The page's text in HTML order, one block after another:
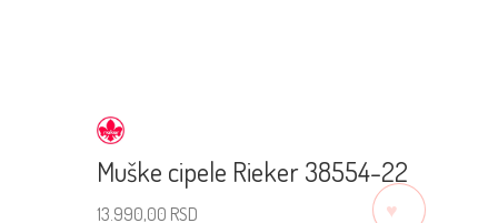
Muške cipele Rieker 38554-22
13.990,00 RSD